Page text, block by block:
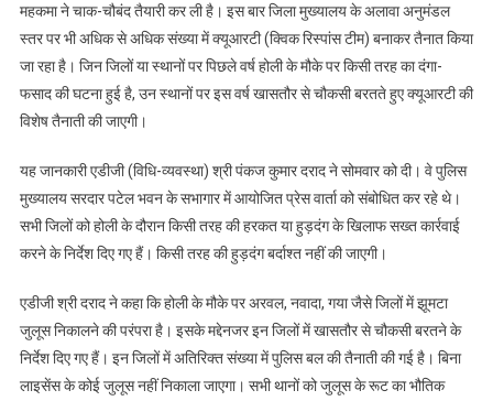
महकमा ने चाक-चौबंद तैयारी कर ली है। इस बार जिला मुख्यालय के अलावा अनुमंडल
स्तर पर भी अधिक से अधिक संख्या में क्यूआरटी (क्विक रिस्पांस टीम) बनाकर तैनात किया
जा रहा है। जिन जिलों या स्थानों पर पिछले वर्ष होली के मौके पर किसी तरह का दंगा-
फसाद की घटना हुई है, उन स्थानों पर इस वर्ष खासतौर से चौकसी बरतते हुए क्यूआरटी की
विशेष तैनाती की जाएगी।
यह जानकारी एडीजी (विधि-व्यवस्था) श्री पंकज कुमार दराद ने सोमवार को दी। वे पुलिस
मुख्यालय सरदार पटेल भवन के सभागार में आयोजित प्रेस वार्ता को संबोधित कर रहे थे।
सभी जिलों को होली के दौरान किसी तरह की हरकत या हुड़दंग के खिलाफ सख्त कार्रवाई
करने के निर्देश दिए गए हैं। किसी तरह की हुड़दंग बर्दाश्त नहीं की जाएगी।
एडीजी श्री दराद ने कहा कि होली के मौके पर अरवल, नवादा, गया जैसे जिलों में झूमटा
जुलूस निकालने की परंपरा है। इसके मद्देनजर इन जिलों में खासतौर से चौकसी बरतने के
निर्देश दिए गए हैं। इन जिलों में अतिरिक्त संख्या में पुलिस बल की तैनाती की गई है। बिना
लाइसेंस के कोई जुलूस नहीं निकाला जाएगा। सभी थानों को जुलूस के रूट का भौतिक